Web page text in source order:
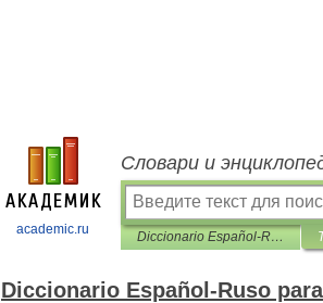
academic.ru
Словари и
Diccionario Español-Ruso para plásticos
Diccionario Español-Ruso